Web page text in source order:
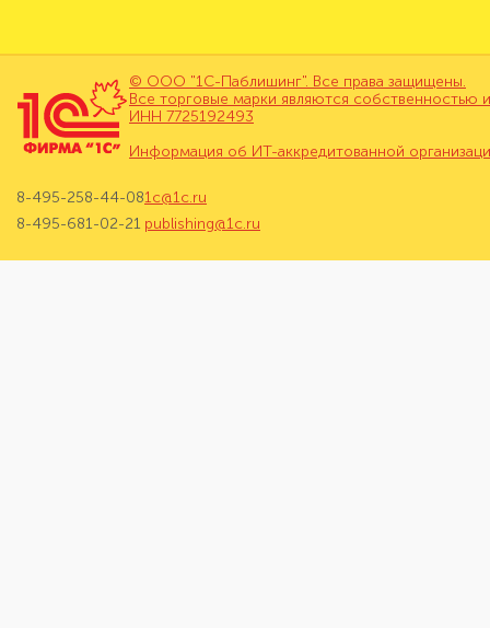
© ООО "1С-Паблишинг". Все права защищены.
Все торговые марки являются собственностью
ИНН 7725192493
Информация об ИТ-аккредитованной
8-495-258-44-08
8-495-681-02-21
1c@1c.ru
publishing@1c.ru